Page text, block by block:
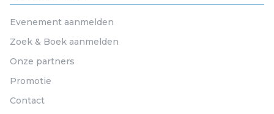
Evenement aanmelden
Zoek & Boek aanmelden
Onze partners
Promotie
Contact